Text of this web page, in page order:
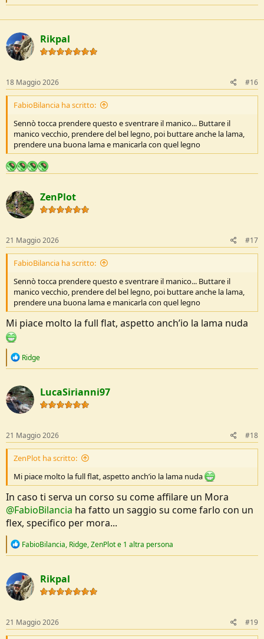
c
t
i
o
n
:
Rikpal
18 Maggio 2026 #16
FabioBilancia ha scritto:
Sennò tocca prendere questo e sventrare il manico... Buttare il
manico vecchio, prendere del bel legno, poi buttare anche la lama,
prendere una buona lama e manicarla con quel legno
ZenPlot
21 Maggio 2026 #17
FabioBilancia ha scritto:
Sennò tocca prendere questo e sventrare il manico... Buttare il
manico vecchio, prendere del bel legno, poi buttare anche la lama,
prendere una buona lama e manicarla con quel legno
Mi piace molto la full flat, aspetto anch’io la lama nuda
R
c
t
i
o
s
:
Ridge
LucaSirianni97
21 Maggio 2026 #18
ZenPlot ha scritto:
Mi piace molto la full flat, aspetto anch’io la lama nuda
In caso ti serva un corso su come affilare un Mora
@FabioBilancia ha fatto un saggio su come farlo con un
flex, specifico per mora...
R
c
t
i
o
s
:
FabioBilancia, Ridge,ZenPlote 1 altra persona
Rikpal
21 Maggio 2026 #19